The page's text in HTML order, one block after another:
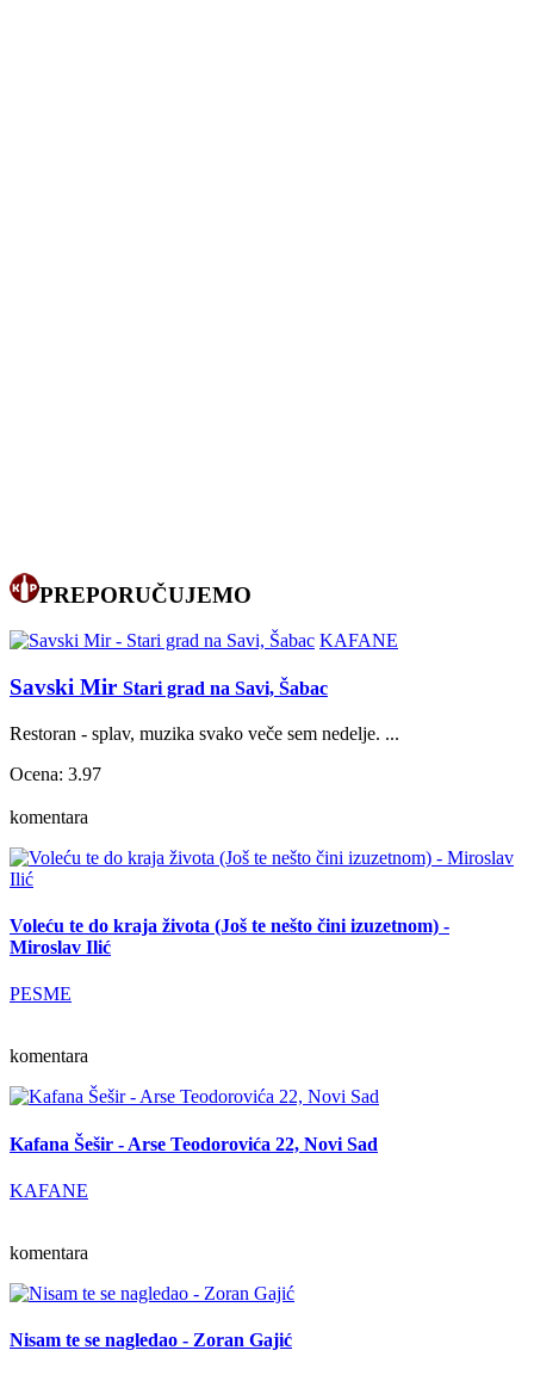
PREPORUČUJEMO
KAFANE
Savski Mir Stari grad na Savi, Šabac
Restoran - splav, muzika svako veče sem nedelje. ...
Ocena: 3.97
komentara
Voleću te do kraja života (Još te nešto čini izuzetnom) -
Miroslav Ilić
PESME
komentara
Kafana Šešir - Arse Teodorovića 22, Novi Sad
KAFANE
komentara
Nisam te se nagledao - Zoran Gajić